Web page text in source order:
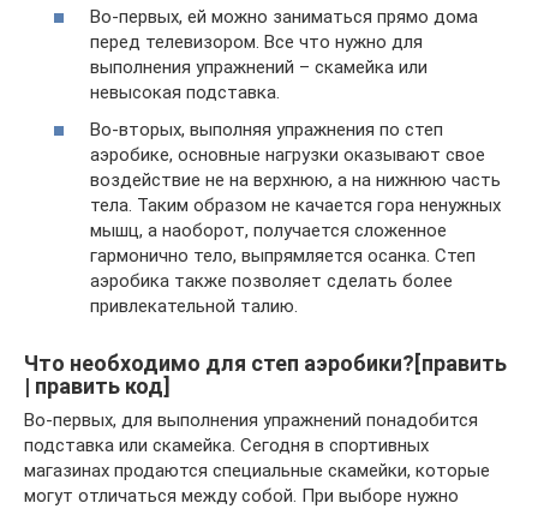
Во-первых, ей можно заниматься прямо дома
перед телевизором. Все что нужно для
выполнения упражнений – скамейка или
невысокая подставка.
Во-вторых, выполняя упражнения по степ
аэробике, основные нагрузки оказывают свое
воздействие не на верхнюю, а на нижнюю часть
тела. Таким образом не качается гора ненужных
мышц, а наоборот, получается сложенное
гармонично тело, выпрямляется осанка. Степ
аэробика также позволяет сделать более
привлекательной талию.
Что необходимо для степ аэробики?[править
| править код]
Во-первых, для выполнения упражнений понадобится
подставка или скамейка. Сегодня в спортивных
магазинах продаются специальные скамейки, которые
могут отличаться между собой. При выборе нужно